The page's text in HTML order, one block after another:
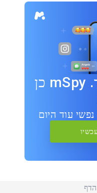
לנחש זה לא עובד. mSpy כן
עוד היום